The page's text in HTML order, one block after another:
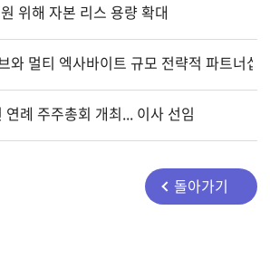
위해 자본 리스 용량 확대
와 멀티 엑사바이트 규모 전략적 파트너십
례 주주총회 개최... 이사 선임
돌아가기